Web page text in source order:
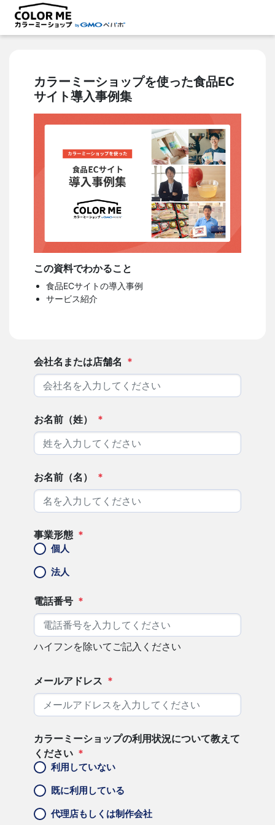
カラーミーショップを使った食品EC
サイト導入事例集
この資料でわかること
食品ECサイトの導入事例
サービス紹介
会社名または店舗名 *
お名前（姓） *
お名前（名） *
事業形態 *
個人
法人
電話番号 *
ハイフンを除いてご記入ください
メールアドレス *
カラーミーショップの利用状況について教えて
ください *
利用していない
既に利用している
代理店もしくは制作会社